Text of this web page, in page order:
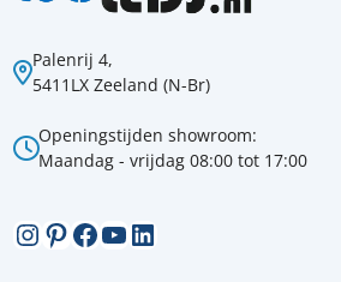
Palenrij 4,
5411LX Zeeland (N-Br)
Openingstijden showroom:
Maandag - vrijdag 08:00 tot 17:00
Instagram
Pinterest
Facebook
YouTube
LinkedIn